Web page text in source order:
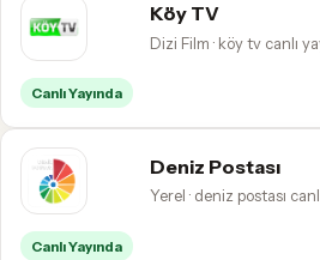
Köy TV
Dizi Film · köy tv canlı
Canlı Yayında
Deniz Postası
Yerel · deniz postası
Canlı Yayında